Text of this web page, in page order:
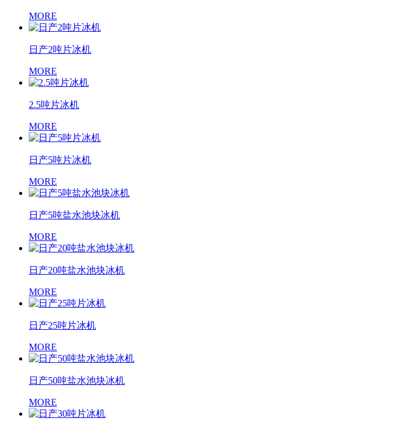
MORE
日产2吨片冰机
MORE
2.5吨片冰机
MORE
日产5吨片冰机
MORE
日产5吨盐水池块冰机
MORE
日产20吨盐水池块冰机
MORE
日产25吨片冰机
MORE
日产50吨盐水池块冰机
MORE